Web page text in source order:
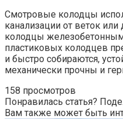
Смотровые колодцы
канализации от веток
колодцы
пластиковых колодцев
и быстро собираются,
механически прочны и
158 просмотров
Понравилась статья?
Вам также может быть